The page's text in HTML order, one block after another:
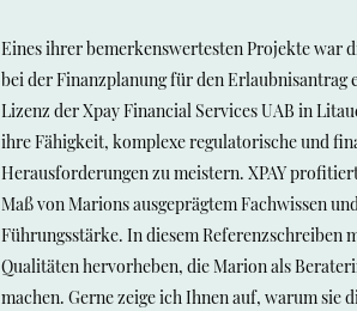
Eines ihrer bemerkenswertesten Projekte war
bei der Finanzplanung für den Erlaubnisantrag
Lizenz der Xpay Financial Services UAB in
ihre Fähigkeit, komplexe regulatorische und
Herausforderungen zu meistern. XPAY
Maß von Marions ausgeprägtem Fachwissen
Führungsstärke. In diesem Referenzschreiben
Qualitäten hervorheben, die Marion als
machen. Gerne zeige ich Ihnen auf, warum sie